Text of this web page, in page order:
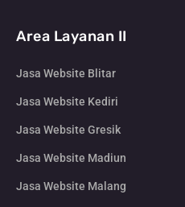
Area Layanan II
Jasa Website Blitar
Jasa Website Kediri
Jasa Website Gresik
Jasa Website Madiun
Jasa Website Malang